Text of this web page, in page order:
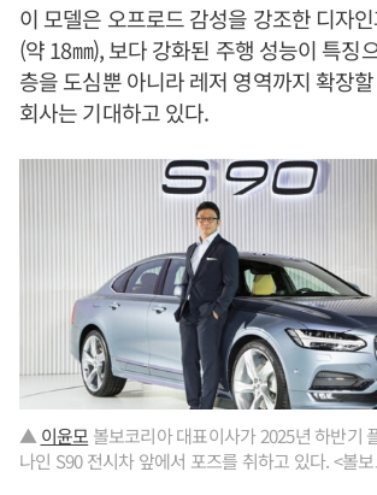
이 모델은 오프로드 감성을 강조한 디자
(약 18㎜), 보다 강화된 주행 성능이 특징
층을 도심뿐 아니라 레저 영역까지 확장
회사는 기대하고 있다.
▲ 이윤모 볼보코리아 대표이사가 2025년 하반기
나인 S90 전시차 앞에서 포즈를 취하고 있다. <볼